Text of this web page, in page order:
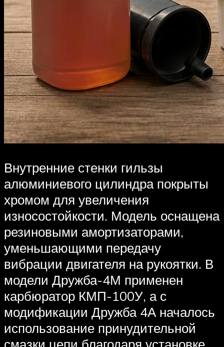
Внутренние стенки гильзы
алюминиевого цилиндра покрыты
хромом для увеличения
износостойкости. Модель оснащена
резиновыми амортизаторами,
уменьшающими передачу
вибрации двигателя на рукоятки. В
модели Дружба-4М применен
карбюратор КМП-100У, а с
модификации Дружба 4А началось
использование принудительной